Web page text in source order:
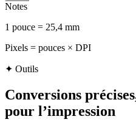
Notes
1 pouce = 25,4 mm
Pixels = pouces × DPI
✦ Outils
Conversions
pour l’impression